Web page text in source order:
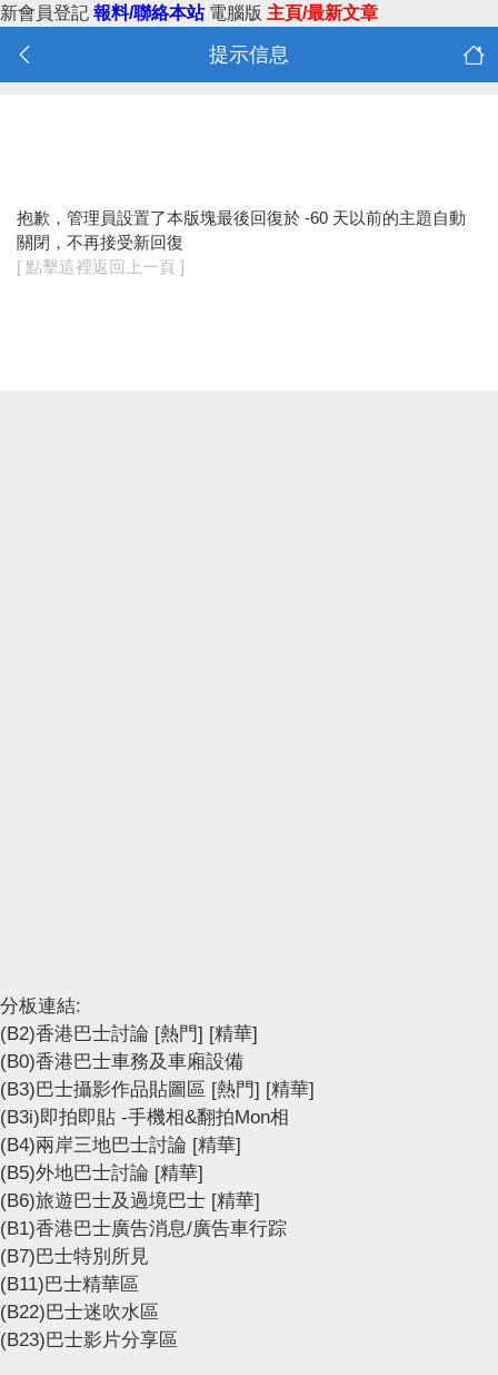
新會員登記 報料/聯絡本站 電腦版 主頁/最新文章
提示信息
抱歉，管理員設置了本版塊最後回復於 -60 天以前的主題自動
關閉，不再接受新回復
[ 點擊這裡返回上一頁 ]
分板連結:
(B2)香港巴士討論 [熱門] [精華]
(B0)香港巴士車務及車廂設備
(B3)巴士攝影作品貼圖區 [熱門] [精華]
(B3i)即拍即貼 -手機相&翻拍Mon相
(B4)兩岸三地巴士討論 [精華]
(B5)外地巴士討論 [精華]
(B6)旅遊巴士及過境巴士 [精華]
(B1)香港巴士廣告消息/廣告車行踪
(B7)巴士特別所見
(B11)巴士精華區
(B22)巴士迷吹水區
(B23)巴士影片分享區